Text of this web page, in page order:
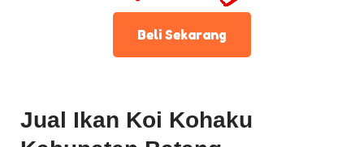
Beli Sekarang
Jual Ikan Koi Kohaku